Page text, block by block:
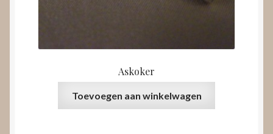
Askoker
Toevoegen aan winkelwagen